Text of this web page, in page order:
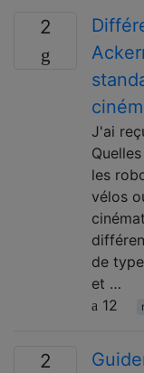
2
J'ai
les
vélos
de
et …
12
2